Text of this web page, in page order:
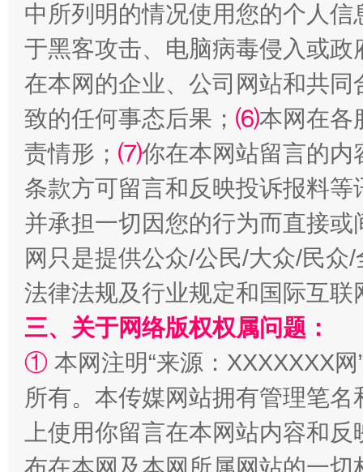
全民健身五年计划来了！等你上场
阿坝州三大球赛在茂县开幕 规模
中所列明的情况使用您的个人
于黑客攻击、电脑病毒侵入或
在本网的企业、公司网站和共
致的任何事态后果； ⑹本网在各
责情形； ⑺你在本网站留言的内
条款方可留言和反映投诉报料
并承担一切因您的行为而直接
网只是提供公众/公民/大众/民
法律法规及行业规定和国际互
三、关于网络版权权属问题：
① 本网注明“来源：XXXXXXX
所有。本传媒网站拥有管理笔
上使用你留言在本网站内容和